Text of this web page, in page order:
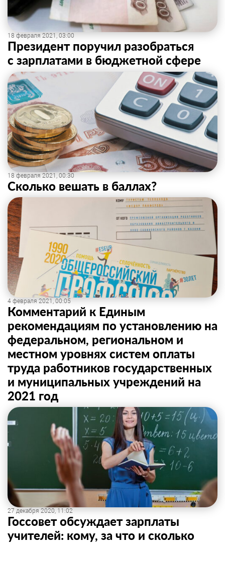
18 февраля 2021, 03:00
Президент поручил разобраться
с зарплатами в бюджетной сфере
18 февраля 2021, 00:30
Сколько вешать в баллах?
4 февраля 2021, 00:05
Комментарий к Единым
рекомендациям по установлению на
федеральном, региональном и
местном уровнях систем оплаты
труда работников государственных
и муниципальных учреждений на
2021 год
27 декабря 2020, 11:02
Госсовет обсуждает зарплаты
учителей: кому, за что и сколько